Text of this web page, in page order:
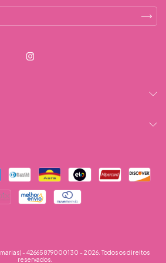
- 42665879000130 - 2026. Todos os direitos
reservados.